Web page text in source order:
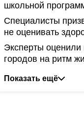
школьной
Специалисты
не оценивать
Эксперты
городов на ритм
Показать ещё